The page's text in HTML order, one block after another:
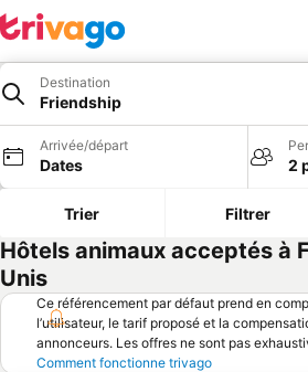
Destination
Friendship
Arrivée/départ
Dates 2
Trier Filtrer
Hôtels animaux acceptés à
Unis
Ce référencement par défaut prend en
l’utilisateur, le tarif proposé et la
annonceurs. Les offres ne sont pas
Comment fonctionne trivago